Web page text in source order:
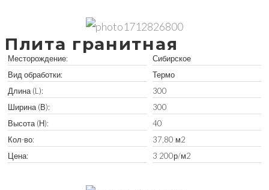
Плита гранитная
Месторождение:
Вид обработки:
Длина (L):
Ширина (В):
Высота (Н):
Кол-во:
Цена:
Сибирское
Термо
300
300
40
37,80 м2
3 200р/м2